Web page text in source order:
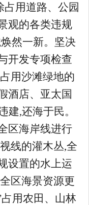
占用道路、公园
观的各类违规
然一新。坚决
开发专项检查
用沙滩绿地的
酒店、亚太国
建,还海于民。
区海岸线进行
线的灌木丛,全
设置的水上运
区海景资源更
用农田、山林